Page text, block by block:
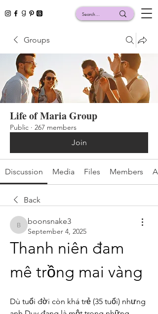
Groups
Life of Maria Group
Public · 267 members
Join
Discussion Media Files Members
Back
boonsnake3
boonsnake3
September 4, 2025
Thanh niên đam
mê trồng mai vàng
Dù tuổi đời còn khá trẻ (35 tuổi) nhưng